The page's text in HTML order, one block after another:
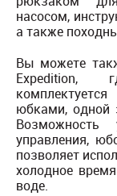
насосом,
а также
Вы можете
Expedition,
юбками, одной
Возможность
управления,
позволяет
холодное
воде.